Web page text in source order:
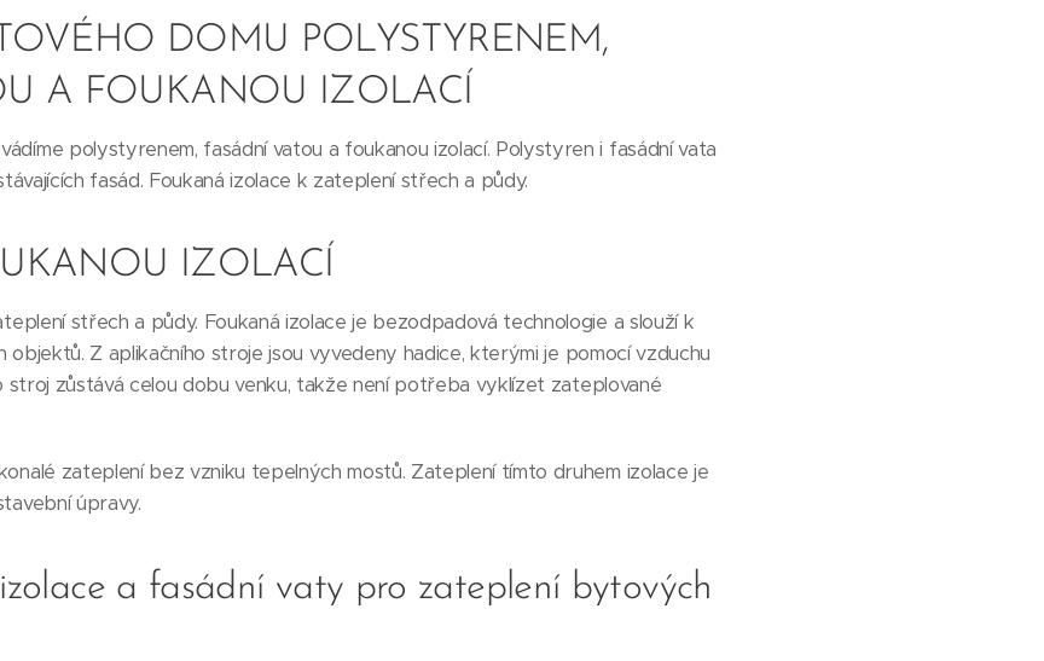
DOMU POLYSTYRENEM,
A FOUKANOU IZOLACÍ
polystyrenem, fasádní vatou a foukanou izolací. Polystyren i fasádní vata
fasád. Foukaná izolace k zateplení střech a půdy.
IZOLACÍ
střech a půdy. Foukaná izolace je bezodpadová technologie a slouží k
objektů. Z aplikačního stroje jsou vyvedeny hadice, kterými je pomocí vzduchu
stroj zůstává celou dobu venku, takže není potřeba vyklízet zateplované
zateplení bez vzniku tepelných mostů. Zateplení tímto druhem izolace je
úpravy.
a fasádní vaty pro zateplení bytových